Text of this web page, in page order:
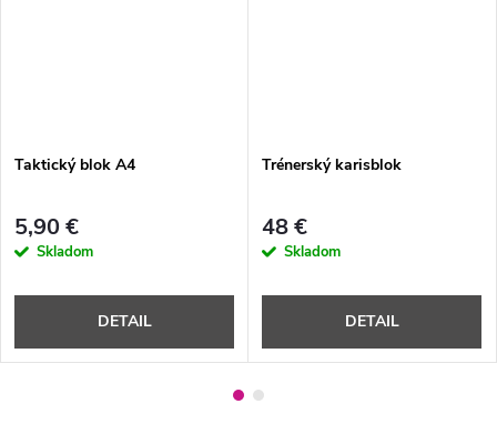
Taktický blok A4
5,90 €
Skladom
DETAIL
Trénerský karisblok
48 €
Skladom
DETAIL